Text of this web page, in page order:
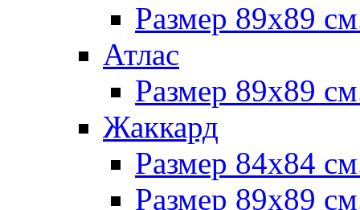
Размер 89х89
Атлас
Размер 89х89
Жаккард
Размер 84х84
Размер 89х89